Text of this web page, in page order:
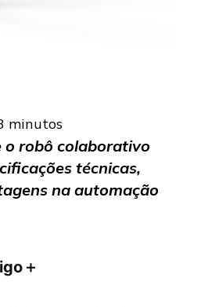
minutos
o robô colaborativo
técnicas,
na automação
＋